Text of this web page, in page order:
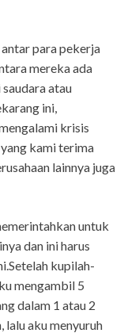
para pekerja
mereka ada
atau
ini,
krisis
kami terima
lainnya juga
untuk
dan ini harus
kupilah-
mengambil 5
dalam 1 atau 2
lalu aku menyuruh